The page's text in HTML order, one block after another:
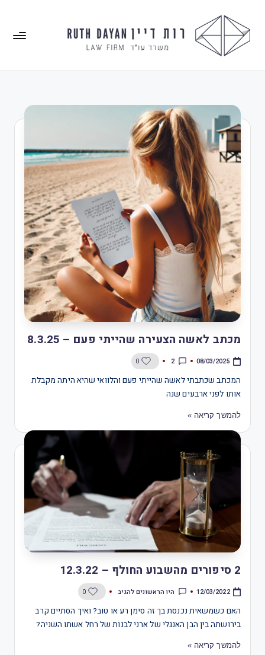
מכתב לאשה הצעירה שהייתי פעם – 8.3.25
08/03/2025
2
0
המכתב שכתבתי לאשה שהייתי פעם והלוואי שהיא היתה מקבלת
אותו לפני ארבעים שנה
להמשך קריאה »
2 סיפורים מהשבוע החולף – 12.3.22
12/03/2022 היו הראשונים להגיב 0
האם כשמשאית נכנסת בך זה סימן רע או טוב? ואיך הסתיים קרב
בירושתה בין הבן האנגלי של ארני לבנות של רחל אשתו השניה?
להמשך קריאה »